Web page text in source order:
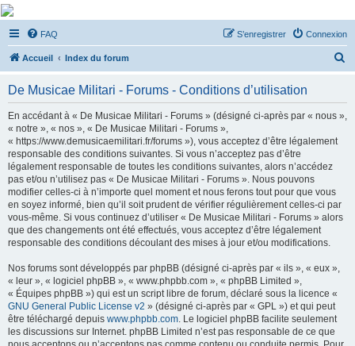
De Musicae Militari -
Forums
Forums de discussions
FAQ Connexion
S’enregistrer
Accueil Index du forum
De Musicae Militari - Forums - Conditions d’utilisation
En accédant à « De Musicae Militari - Forums » (désigné ci-après par « nous »,
« notre », « nos », « De Musicae Militari - Forums »,
« https://www.demusicaemilitari.fr/forums »), vous acceptez d’être légalement
responsable des conditions suivantes. Si vous n’acceptez pas d’être
légalement responsable de toutes les conditions suivantes, alors n’accédez
pas et/ou n’utilisez pas « De Musicae Militari - Forums ». Nous pouvons
modifier celles-ci à n’importe quel moment et nous ferons tout pour que vous
en soyez informé, bien qu’il soit prudent de vérifier régulièrement celles-ci par
vous-même. Si vous continuez d’utiliser « De Musicae Militari - Forums » alors
que des changements ont été effectués, vous acceptez d’être légalement
responsable des conditions découlant des mises à jour et/ou modifications.
Nos forums sont développés par phpBB (désigné ci-après par « ils », « eux »,
« leur », « logiciel phpBB », « www.phpbb.com », « phpBB Limited »,
« Équipes phpBB ») qui est un script libre de forum, déclaré sous la licence «
GNU General Public License v2 » (désigné ci-après par « GPL ») et qui peut
être téléchargé depuis www.phpbb.com. Le logiciel phpBB facilite seulement
les discussions sur Internet. phpBB Limited n’est pas responsable de ce que